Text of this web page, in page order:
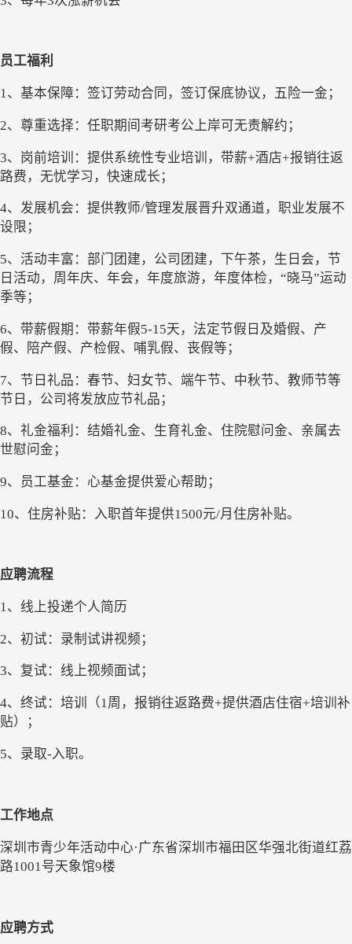
员工福利
1、基本保障：签订劳动合同，签订保底协议，五险一金；
2、尊重选择：任职期间考研考公上岸可无责解约；
3、岗前培训：提供系统性专业培训，带薪+酒店+报销往返
路费，无忧学习，快速成长；
4、发展机会：提供教师/管理发展晋升双通道，职业发展不
设限；
5、活动丰富：部门团建，公司团建，下午茶，生日会，节
日活动，周年庆、年会，年度旅游，年度体检，“晓马”运动
季等；
6、带薪假期：带薪年假5-15天，法定节假日及婚假、产
假、陪产假、产检假、哺乳假、丧假等；
7、节日礼品：春节、妇女节、端午节、中秋节、教师节等
节日，公司将发放应节礼品；
8、礼金福利：结婚礼金、生育礼金、住院慰问金、亲属去
世慰问金；
9、员工基金：心基金提供爱心帮助；
10、住房补贴：入职首年提供1500元/月住房补贴。
应聘流程
1、线上投递个人简历
2、初试：录制试讲视频；
3、复试： 线上视频面试 ；
4、终试：培训（1周，报销往返路费+提供酒店住宿+培训补
贴）
；
5、录取-入职。
工作地点
深圳市青少年活动中心·广东省深圳市福田区华强北街道红荔
路1001号天象馆9楼
应聘方式